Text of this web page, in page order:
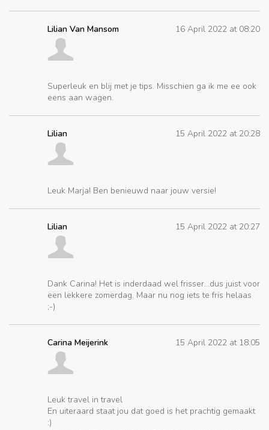
Lilian Van Mansom 16 April 2022 at 08:20
Superleuk en blij met je tips. Misschien ga ik me ee ook
eens aan wagen.
Lilian 15 April 2022 at 20:28
Leuk Marja! Ben benieuwd naar jouw versie!
Lilian 15 April 2022 at 20:27
Dank Carina! Het is inderdaad wel frisser…dus juist voor
een lekkere zomerdag. Maar nu nog iets te fris helaas
;-)
Carina Meijerink 15 April 2022 at 18:05
Leuk travel in travel
En uiteraard staat jou dat goed is het prachtig gemaakt
:)